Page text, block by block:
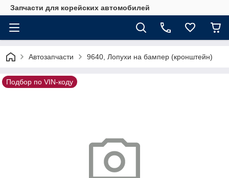
Запчасти для корейских автомобилей
Автозапчасти 9640, Лопухи на бампер (кронштейн)
Подбор по VIN-коду